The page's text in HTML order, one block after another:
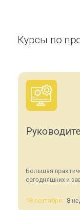
Курсы по
Большая
сегодняшних и
18 сентября 8